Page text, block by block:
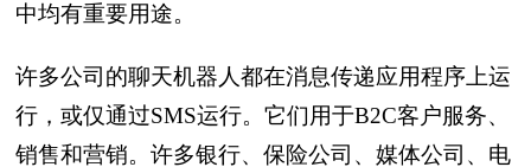
中均有重要用途。
许多公司的聊天机器人都在消息传递应用程序上运
行，或仅通过SMS运行。它们用于B2C客户服务、
销售和营销。许多银行、保险公司、媒体公司、电